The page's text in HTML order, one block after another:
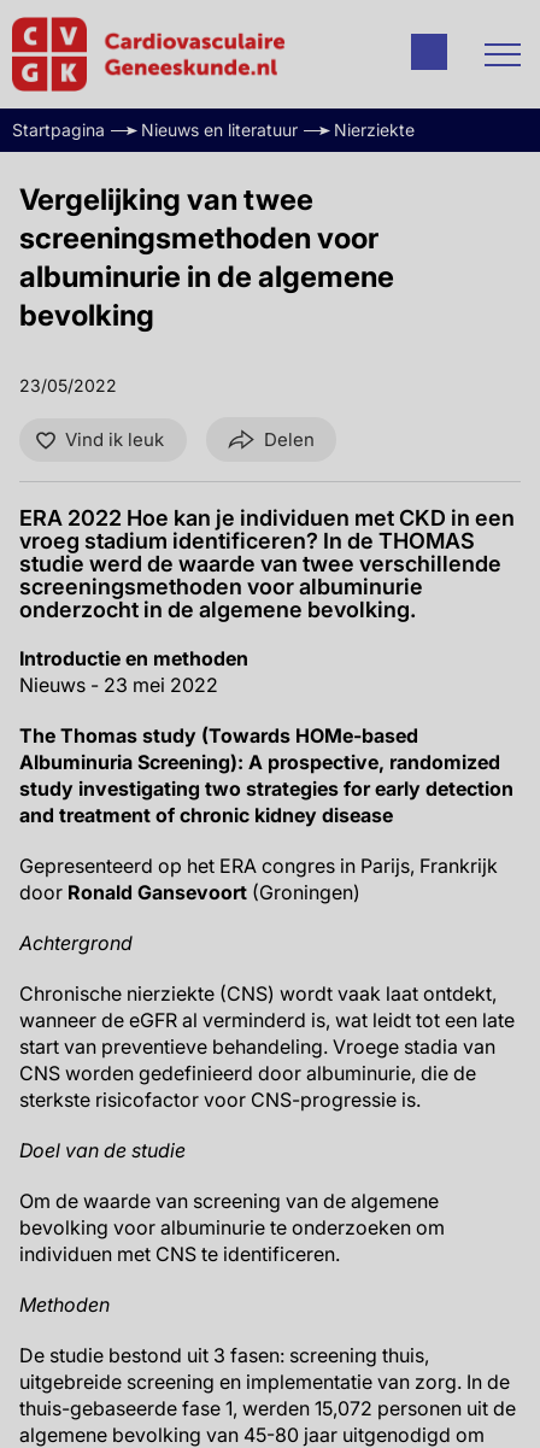
Startpagina Nieuws en literatuur Nierziekte
Vergelijking van twee
screeningsmethoden voor
albuminurie in de algemene
bevolking
23/05/2022
Vind ik leuk Delen
ERA 2022 Hoe kan je individuen met CKD in een
vroeg stadium identificeren? In de THOMAS
studie werd de waarde van twee verschillende
screeningsmethoden voor albuminurie
onderzocht in de algemene bevolking.
Introductie en methoden
Nieuws - 23 mei 2022
The Thomas study (Towards HOMe-based
Albuminuria Screening): A prospective, randomized
study investigating two strategies for early detection
and treatment of chronic kidney disease
Gepresenteerd op het ERA congres in Parijs, Frankrijk
door Ronald Gansevoort (Groningen)
Achtergrond
Chronische nierziekte (CNS) wordt vaak laat ontdekt,
wanneer de eGFR al verminderd is, wat leidt tot een late
start van preventieve behandeling. Vroege stadia van
CNS worden gedefinieerd door albuminurie, die de
sterkste risicofactor voor CNS-progressie is.
Doel van de studie
Om de waarde van screening van de algemene
bevolking voor albuminurie te onderzoeken om
individuen met CNS te identificeren.
Methoden
De studie bestond uit 3 fasen: screening thuis,
uitgebreide screening en implementatie van zorg. In de
thuis-gebaseerde fase 1, werden 15,072 personen uit de
algemene bevolking van 45-80 jaar uitgenodigd om